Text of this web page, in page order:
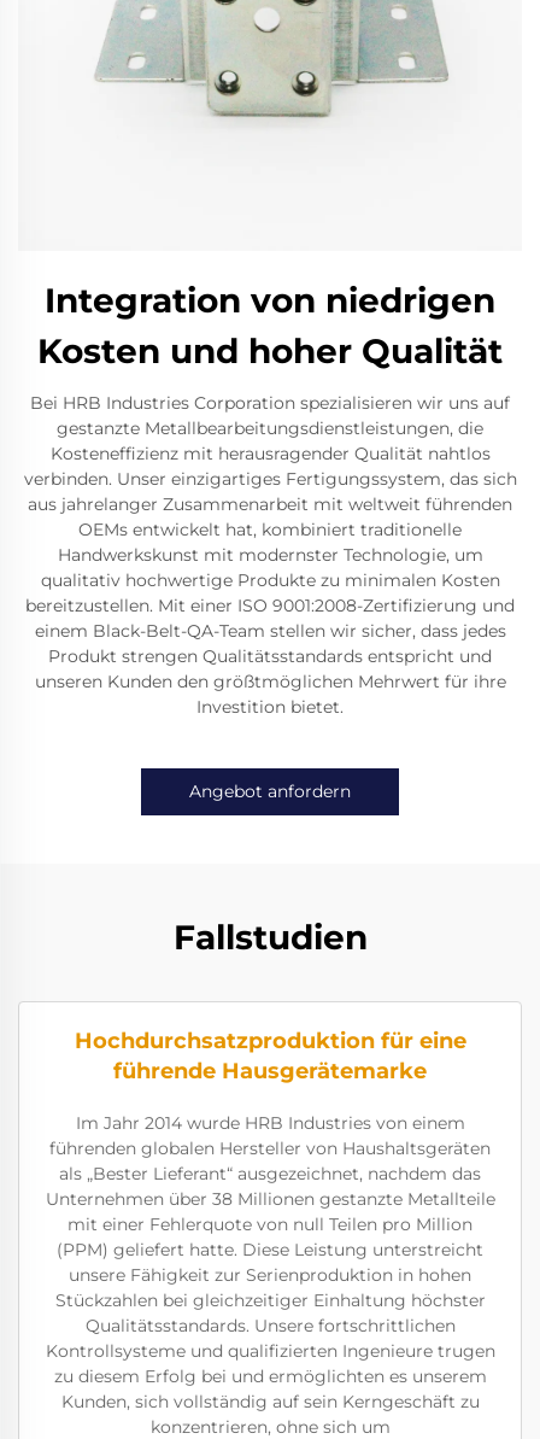
Integration von niedrigen
Kosten und hoher Qualität
Bei HRB Industries Corporation spezialisieren wir uns auf
gestanzte Metallbearbeitungsdienstleistungen, die
Kosteneffizienz mit herausragender Qualität nahtlos
verbinden. Unser einzigartiges Fertigungssystem, das sich
aus jahrelanger Zusammenarbeit mit weltweit führenden
OEMs entwickelt hat, kombiniert traditionelle
Handwerkskunst mit modernster Technologie, um
qualitativ hochwertige Produkte zu minimalen Kosten
bereitzustellen. Mit einer ISO 9001:2008-Zertifizierung und
einem Black-Belt-QA-Team stellen wir sicher, dass jedes
Produkt strengen Qualitätsstandards entspricht und
unseren Kunden den größtmöglichen Mehrwert für ihre
Investition bietet.
Angebot anfordern
Fallstudien
Hochdurchsatzproduktion für eine
führende Hausgerätemarke
Im Jahr 2014 wurde HRB Industries von einem
führenden globalen Hersteller von Haushaltsgeräten
als „Bester Lieferant“ ausgezeichnet, nachdem das
Unternehmen über 38 Millionen gestanzte Metallteile
mit einer Fehlerquote von null Teilen pro Million
(PPM) geliefert hatte. Diese Leistung unterstreicht
unsere Fähigkeit zur Serienproduktion in hohen
Stückzahlen bei gleichzeitiger Einhaltung höchster
Qualitätsstandards. Unsere fortschrittlichen
Kontrollsysteme und qualifizierten Ingenieure trugen
zu diesem Erfolg bei und ermöglichten es unserem
Kunden, sich vollständig auf sein Kerngeschäft zu
konzentrieren, ohne sich um